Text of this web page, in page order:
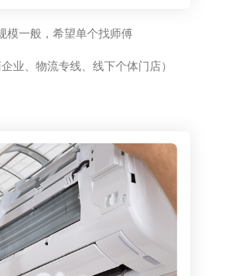
模一般，希望单个找师傅
企业、物流专线、线下个体门店）